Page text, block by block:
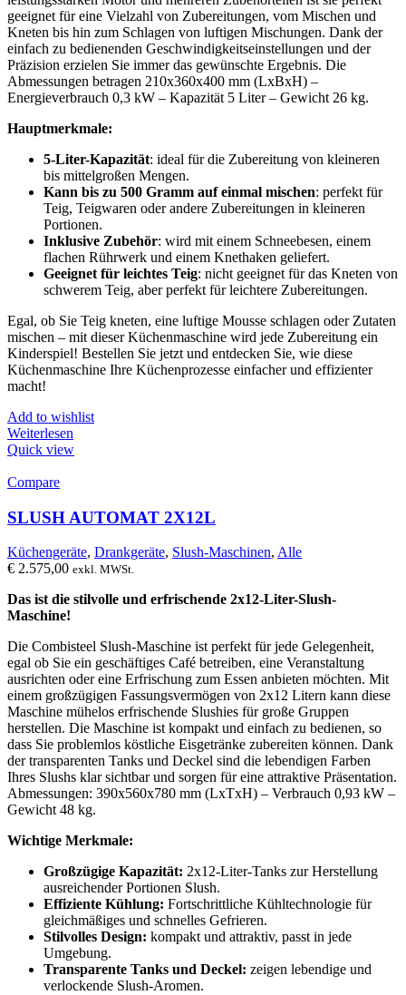
geeignet für eine Vielzahl von Zubereitungen, vom Mischen und
Kneten bis hin zum Schlagen von luftigen Mischungen. Dank der
einfach zu bedienenden Geschwindigkeitseinstellungen und der
Präzision erzielen Sie immer das gewünschte Ergebnis. Die
Abmessungen betragen 210x360x400 mm (LxBxH) –
Energieverbrauch 0,3 kW – Kapazität 5 Liter – Gewicht 26 kg.
Hauptmerkmale:
5-Liter-Kapazität: ideal für die Zubereitung von kleineren
bis mittelgroßen Mengen.
Kann bis zu 500 Gramm auf einmal mischen: perfekt für
Teig, Teigwaren oder andere Zubereitungen in kleineren
Portionen.
Inklusive Zubehör: wird mit einem Schneebesen, einem
flachen Rührwerk und einem Knethaken geliefert.
Geeignet für leichtes Teig: nicht geeignet für das Kneten von
schwerem Teig, aber perfekt für leichtere Zubereitungen.
Egal, ob Sie Teig kneten, eine luftige Mousse schlagen oder Zutaten
mischen – mit dieser Küchenmaschine wird jede Zubereitung ein
Kinderspiel! Bestellen Sie jetzt und entdecken Sie, wie diese
Küchenmaschine Ihre Küchenprozesse einfacher und effizienter
macht!
Add to wishlist
Weiterlesen
Quick view
Compare
SLUSH AUTOMAT 2X12L
Küchengeräte, Drankgeräte, Slush-Maschinen, Alle
€ 2.575,00 exkl. MWSt.
Das ist die stilvolle und erfrischende 2x12-Liter-Slush-
Maschine!
Die Combisteel Slush-Maschine ist perfekt für jede Gelegenheit,
egal ob Sie ein geschäftiges Café betreiben, eine Veranstaltung
ausrichten oder eine Erfrischung zum Essen anbieten möchten. Mit
einem großzügigen Fassungsvermögen von 2x12 Litern kann diese
Maschine mühelos erfrischende Slushies für große Gruppen
herstellen. Die Maschine ist kompakt und einfach zu bedienen, so
dass Sie problemlos köstliche Eisgetränke zubereiten können. Dank
der transparenten Tanks und Deckel sind die lebendigen Farben
Ihres Slushs klar sichtbar und sorgen für eine attraktive Präsentation.
Abmessungen: 390x560x780 mm (LxTxH) – Verbrauch 0,93 kW –
Gewicht 48 kg.
Wichtige Merkmale:
Großzügige Kapazität: 2x12-Liter-Tanks zur Herstellung
ausreichender Portionen Slush.
Effiziente Kühlung: Fortschrittliche Kühltechnologie für
gleichmäßiges und schnelles Gefrieren.
Stilvolles Design: kompakt und attraktiv, passt in jede
Umgebung.
Transparente Tanks und Deckel: zeigen lebendige und
verlockende Slush-Aromen.